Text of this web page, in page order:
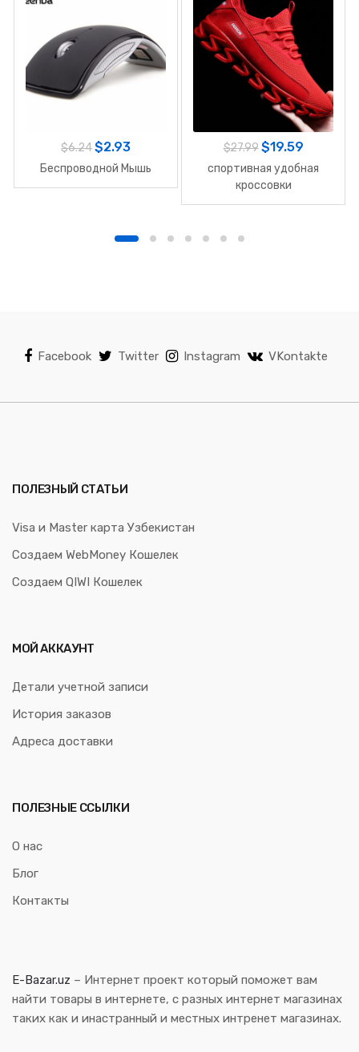
$6.24 $2.93
Беспроводной Мышь
$27.99 $19.59
спортивная удобная
кроссовки
Facebook Twitter Instagram VKontakte
ПОЛЕЗНЫЙ СТАТЬИ
Visa и Master карта Узбекистан
Создаем WebMoney Кошелек
Создаем QIWI Кошелек
МОЙ АККАУНТ
Детали учетной записи
История заказов
Адреса доставки
ПОЛЕЗНЫЕ ССЫЛКИ
О нас
Блог
Контакты
E-Bazar.uz – Интернет проект который поможет вам
найти товары в интернете, с разных интернет магазинах
таких как и инастранный и местных интренет магазинах.